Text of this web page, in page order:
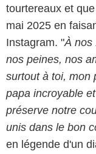
tourtereaux et
mai 2025 en
Instagram. "À nos
nos peines, nos
surtout à toi, mon
papa incroyable
préserve notre
unis dans le bon
en légende d'un